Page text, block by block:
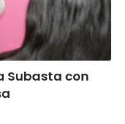
Subasta con